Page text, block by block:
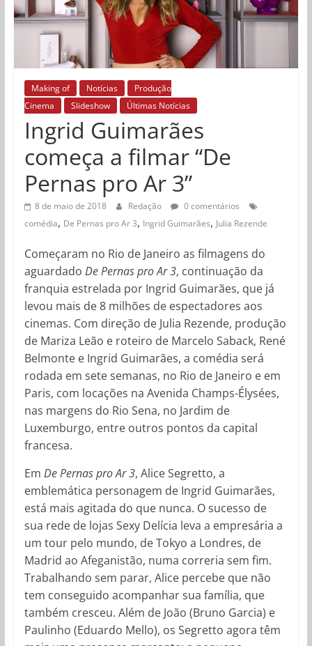
Making of Notícias
Produção
Cinema
Slideshow Últimas Notícias
Ingrid Guimarães
começa a filmar “De
Pernas pro Ar 3”
8 de maio de 2018 Redação
0 comentários
comédia, De Pernas pro Ar 3, Ingrid Guimarães, Julia Rezende
Começaram no Rio de Janeiro as filmagens do
aguardado De Pernas pro Ar 3, continuação da
franquia estrelada por Ingrid Guimarães, que já
levou mais de 8 milhões de espectadores aos
cinemas. Com direção de Julia Rezende, produção
de Mariza Leão e roteiro de Marcelo Saback, René
Belmonte e Ingrid Guimarães, a comédia será
rodada em sete semanas, no Rio de Janeiro e em
Paris, com locações na Avenida Champs-Élysées,
nas margens do Rio Sena, no Jardim de
Luxemburgo, entre outros pontos da capital
francesa.
Em De Pernas pro Ar 3, Alice Segretto, a
emblemática personagem de Ingrid Guimarães,
está mais agitada do que nunca. O sucesso de
sua rede de lojas Sexy Delícia leva a empresária a
um tour pelo mundo, de Tokyo a Londres, de
Madrid ao Afeganistão, numa correria sem fim.
Trabalhando sem parar, Alice percebe que não
tem conseguido acompanhar sua família, que
também cresceu. Além de João (Bruno Garcia) e
Paulinho (Eduardo Mello), os Segretto agora têm